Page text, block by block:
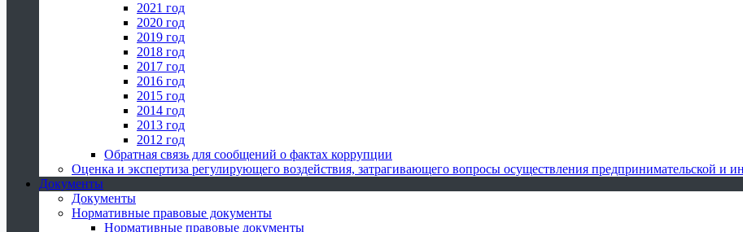
2021 год
2020 год
2019 год
2018 год
2017 год
2016 год
2015 год
2014 год
2013 год
2012 год
Обратная связь для сообщений о фактах коррупции
Оценка и экспертиза регулирующего воздействия, затрагивающего вопросы осуществления предпринимательской и
Документы
Документы
Нормативные правовые документы
Нормативные правовые документы